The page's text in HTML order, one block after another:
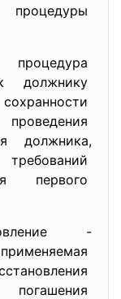
процедуры
к должнику
сохранности
должника,
требований
первого
-
применяемая
погашения